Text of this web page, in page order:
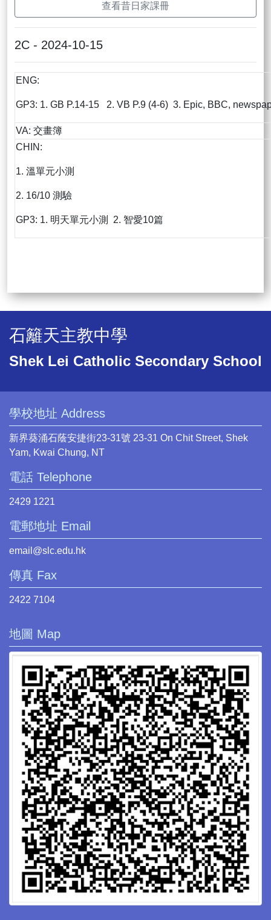
查看昔日家課冊
2C - 2024-10-15
ENG:
GP3: 1. GB P.14-15 2. VB P.9 (4-6) 3. Epic, BBC,
VA: 交畫簿
CHIN:
1. 溫單元小測
2. 16/10 測驗
GP3: 1. 明天單元小測 2. 智愛10篇
石籬天主教中學
Shek Lei Catholic Secondary School
學校地址 Address
新界葵涌石蔭安捷街23-31號 23-31 On Chit Street, Shek
Yam, Kwai Chung, NT
電話 Telephone
2429 1221
電郵地址 Email
email@slc.edu.hk
傳真 Fax
2422 7104
地圖 Map